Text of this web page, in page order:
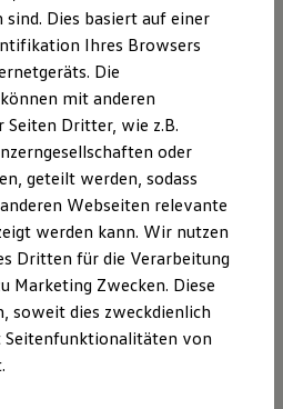
Kollektion
Links haben wir keinerlei
wir uns hiermit
der verknüpften
gilt für alle auf dieser Site
für alle Inhalte der Seiten, zu
Kommunikation sind
der Autohaus Minrath
Wichtige
Autohaus Minrath Gruppe und
aufnehmen können, finden
Dies basiert auf einer
Ihres Browsers
Die
mit anderen
Seiten Dritter, wie z.B.
oder
geteilt werden, sodass
Webseiten relevante
werden kann. Wir nutzen
Dritten für die Verarbeitung
Marketing Zwecken. Diese
soweit dies zweckdienlich
von